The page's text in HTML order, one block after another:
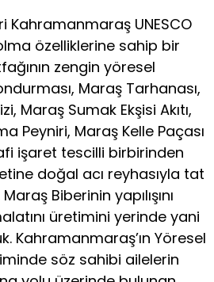
Kahramanmaraş UNESCO
özelliklerine sahip bir
zengin yöresel
Maraş Tarhanası,
Maraş Sumak Ekşisi Akıtı,
Peyniri, Maraş Kelle Paçası
işaret tescilli birbirinden
doğal acı reyhasıyla tat
Biberinin yapılışını
üretimini yerinde yani
Kahramanmaraş’ın Yöresel
söz sahibi ailelerin